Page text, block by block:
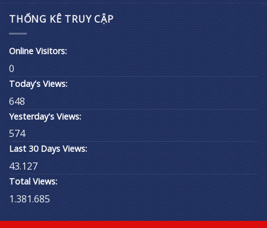
THỐNG KÊ TRUY CẬP
Online Visitors:
0
Today's Views:
648
Yesterday's Views:
574
Last 30 Days Views:
43.127
Total Views:
1.381.685